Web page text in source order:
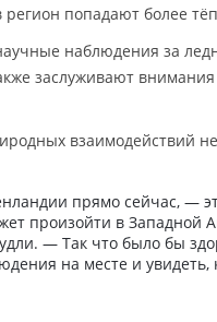
регион попадают более
наблюдения за
заслуживают
взаимодействий
прямо сейчас, —
произойти в Западной
— Так что было бы
на месте и увидеть,